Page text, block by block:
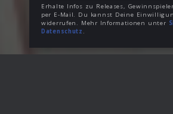
Erhalte Infos zu Releases,
per E-Mail. Du kannst Deine
widerrufen. Mehr Informationen unter
Datenschutz .